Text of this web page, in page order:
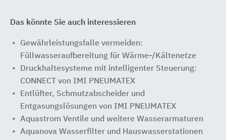
Das könnte Sie auch interessieren
Gewährleistungsfalle vermeiden:
Füllwasseraufbereitung für Wärme-/Kältenetze
Druckhaltesysteme mit intelligenter Steuerung:
CONNECT von IMI PNEUMATEX
Entlüfter, Schmutzabscheider und
Entgasungslösungen von IMI PNEUMATEX
Aquastrom Ventile und weitere Wasserarmaturen
Aquanova Wasserfilter und Hauswasserstationen